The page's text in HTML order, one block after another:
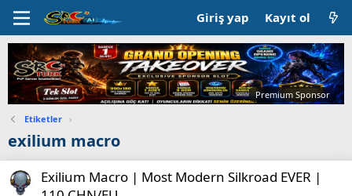
Giriş yap Kayıt ol
Premium Sponsor
Etiketler ›
exilium macro
Exilium Macro | Most Modern Silkroad EVER |